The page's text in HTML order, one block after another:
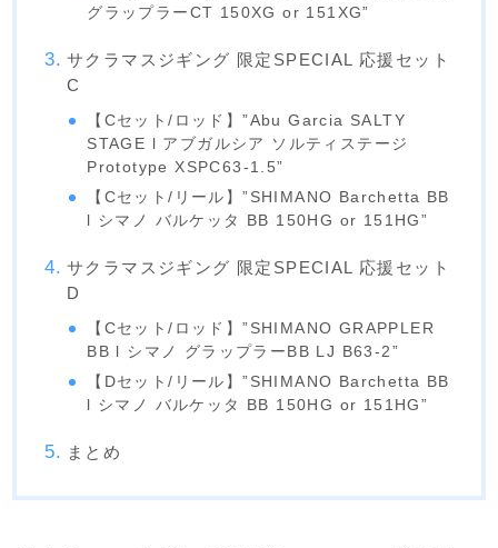
グラップラーCT 150XG or 151XG”
サクラマスジギング 限定SPECIAL 応援セット
C
【Cセット/ロッド】”Abu Garcia SALTY
STAGE l アブガルシア ソルティステージ
Prototype XSPC63-1.5”
【Cセット/リール】”SHIMANO Barchetta BB
l シマノ バルケッタ BB 150HG or 151HG”
サクラマスジギング 限定SPECIAL 応援セット
D
【Cセット/ロッド】”SHIMANO GRAPPLER
BB l シマノ グラップラーBB LJ B63-2”
【Dセット/リール】”SHIMANO Barchetta BB
l シマノ バルケッタ BB 150HG or 151HG”
まとめ